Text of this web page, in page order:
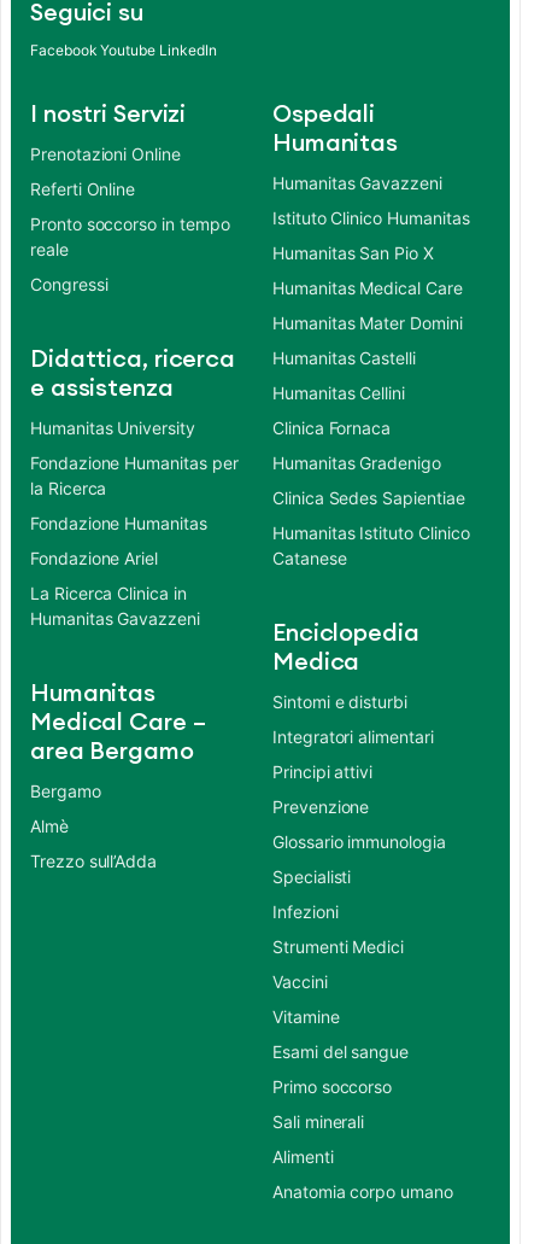
Seguici su
Facebook Youtube LinkedIn
I nostri Servizi
Prenotazioni Online
Referti Online
Pronto soccorso in tempo
reale
Congressi
Didattica, ricerca
e assistenza
Humanitas University
Fondazione Humanitas per
la Ricerca
Fondazione Humanitas
Fondazione Ariel
La Ricerca Clinica in
Humanitas Gavazzeni
Humanitas
Medical Care –
area Bergamo
Bergamo
Almè
Trezzo sull’Adda
Ospedali
Humanitas
Humanitas Gavazzeni
Istituto Clinico Humanitas
Humanitas San Pio X
Humanitas Medical Care
Humanitas Mater Domini
Humanitas Castelli
Humanitas Cellini
Clinica Fornaca
Humanitas Gradenigo
Clinica Sedes Sapientiae
Humanitas Istituto Clinico
Catanese
Enciclopedia
Medica
Sintomi e disturbi
Integratori alimentari
Principi attivi
Prevenzione
Glossario immunologia
Specialisti
Infezioni
Strumenti Medici
Vaccini
Vitamine
Esami del sangue
Primo soccorso
Sali minerali
Alimenti
Anatomia corpo umano